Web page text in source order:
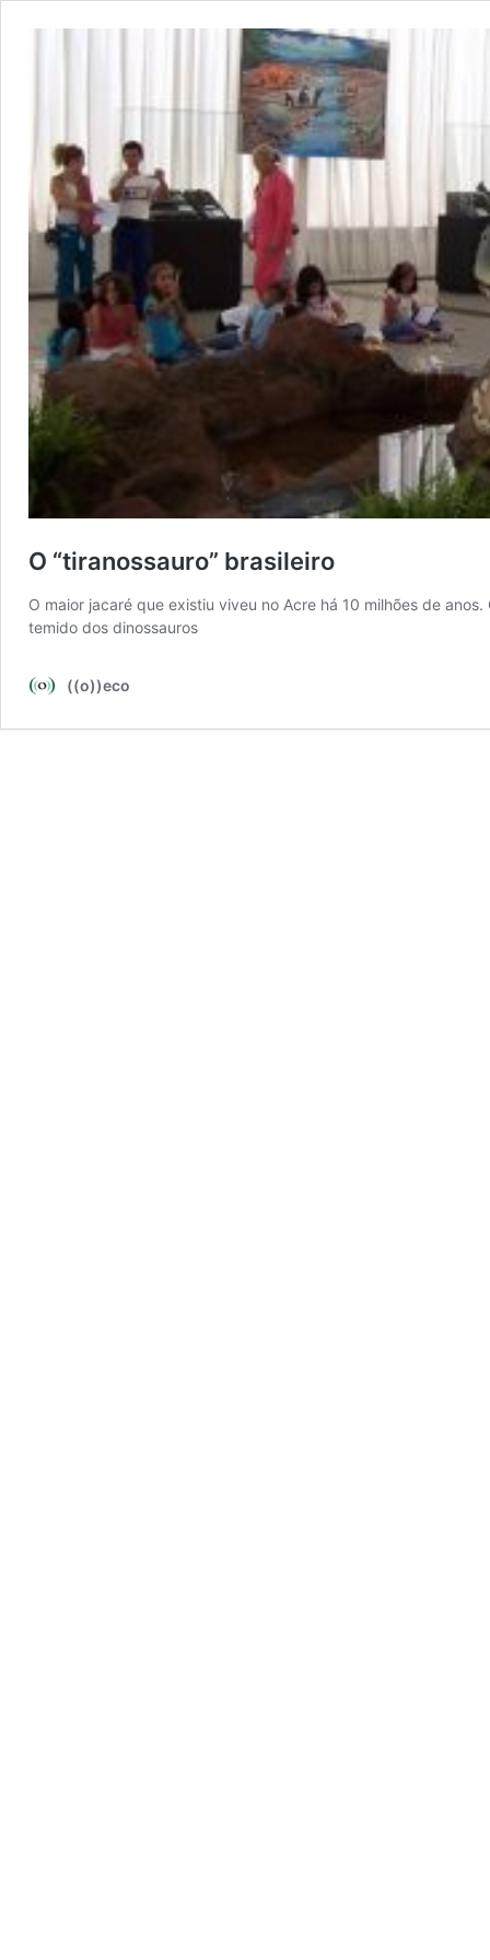
O “tiranossauro” brasileiro
O maior jacaré que existiu viveu no Acre há 10 milhões de
temido dos dinossauros
((o))eco